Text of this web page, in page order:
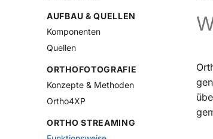
AUFBAU & QUELLEN
Komponenten
Quellen
ORTHOFOTOGRAFIE
Konzepte & Methoden
Ortho4XP
ORTHO STREAMING